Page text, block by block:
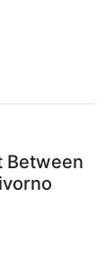
Between